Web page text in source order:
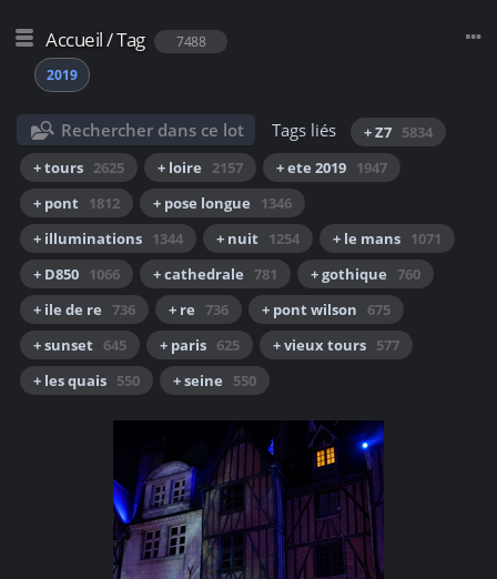
Accueil/Tag
7488
2019
Rechercher dans ce lot Tags liés + Z7 5834
+ tours 2625 + loire 2157 + ete 2019 1947
+ pont 1812 + pose longue
1346
+ illuminations 1344 + nuit 1254 + le mans 1071
+ D850 1066 + cathedrale 781 + gothique 760
+ ile de re 736 + re 736 + pont wilson
675
+ sunset 645 + paris 625 + vieux tours 577
+ les quais 550 + seine 550